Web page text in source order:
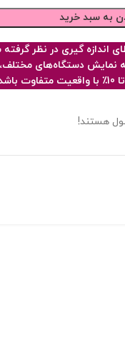
به سبد خرید
نمایش دستگاه‌های
هستند!